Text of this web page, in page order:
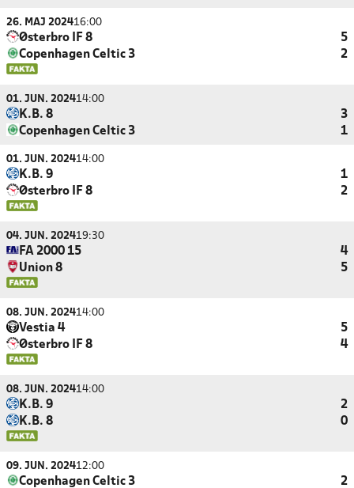
26. MAJ 202416:00
Østerbro IF 8
5
Copenhagen Celtic 3
2
01. JUN. 202414:00
K.B. 8
3
Copenhagen Celtic 3
1
01. JUN. 202414:00
K.B. 9
1
Østerbro IF 8
2
04. JUN. 202419:30
FA 2000 15
4
Union 8
5
08. JUN. 202414:00
Vestia 4
5
Østerbro IF 8
4
08. JUN. 202414:00
K.B. 9
2
K.B. 8
0
09. JUN. 202412:00
Copenhagen Celtic 3
2